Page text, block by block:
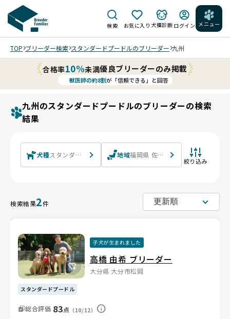
検索 お気に入り 犬種診断 ログイン メニュー
TOP ブリーダー検索 スタンダードプードルのブリーダー 九州
合格率10%未満優良ブリーダーのみ掲載
獣医師の約8割が「信頼できる」と回答
九州のスタンダードプードルのブリーダーの検索
結果
犬種スタンダードプードル 地域福岡県 佐賀県 長崎県 熊本県 大
絞り込み
検索結果2件
子犬が生まれました
高橋 由希 ブリーダー
大分県 大分市松岡
スタンダードプードル
総合評価 83点 （10/12）